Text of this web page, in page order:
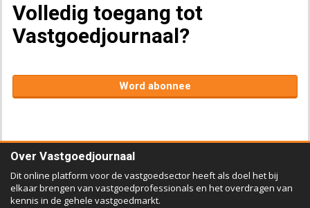
Volledig toegang tot
Vastgoedjournaal?
Word abonnee
Over Vastgoedjournaal
Dit online platform voor de vastgoedsector heeft als doel het bij
elkaar brengen van vastgoedprofessionals en het overdragen van
kennis in de gehele vastgoedmarkt.